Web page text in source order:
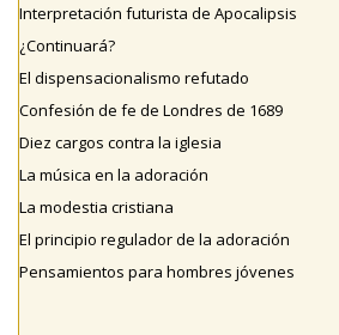
Interpretación futurista de Apocalipsis
¿Continuará?
El dispensacionalismo refutado
Confesión de fe de Londres de 1689
Diez cargos contra la iglesia
La música en la adoración
La modestia cristiana
El principio regulador de la adoración
Pensamientos para hombres jóvenes